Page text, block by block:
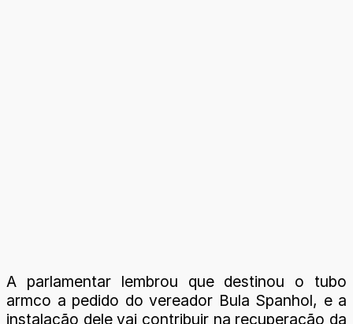
A parlamentar lembrou que destinou o tubo
armco a pedido do vereador Bula Spanhol, e a
instalação dele vai contribuir na recuperação da